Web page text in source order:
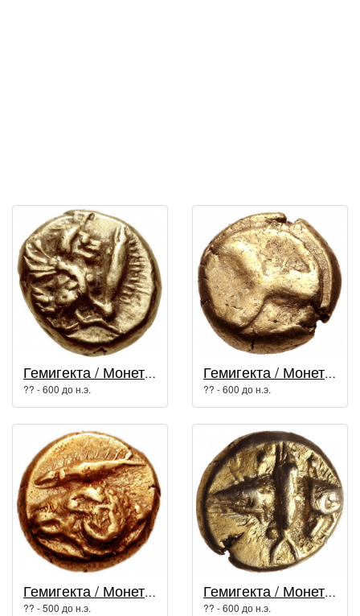
Гемигекта / Монеты древней Греции
?? - 600 до н.э.
Гемигекта / Монеты древней Греции
?? - 600 до н.э.
Гемигекта / Монеты древней Греции
?? - 500 до н.э.
Гемигекта / Монеты древней Греции
?? - 600 до н.э.